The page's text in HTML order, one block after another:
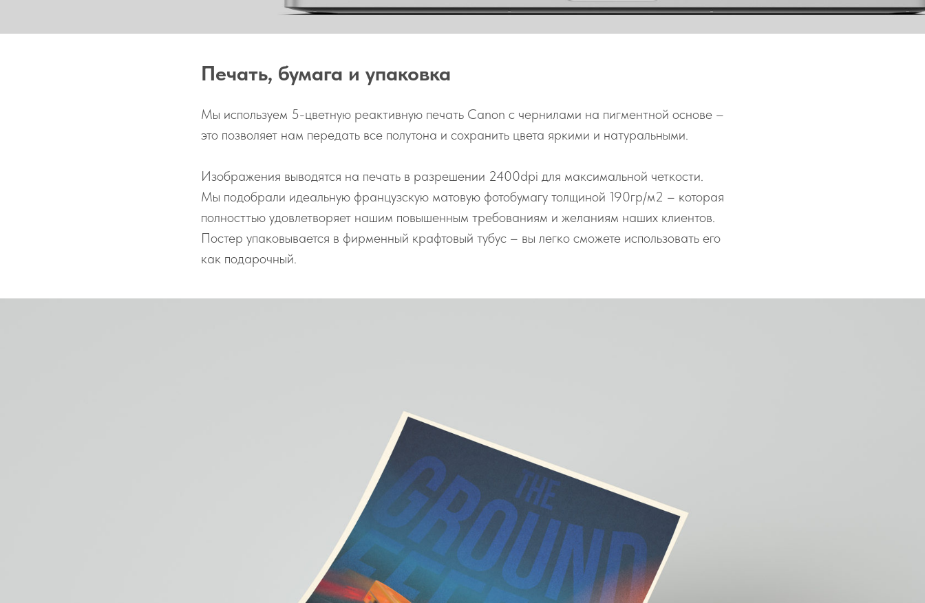
Печать, бумага и упаковка
Мы используем 5-цветную реактивную печать Canon с чернилами на пигментной основе –
это позволяет нам передать все полутона и сохранить цвета яркими и натуральными.
Изображения выводятся на печать в разрешении 2400dpi для максимальной четкости.
Мы подобрали идеальную французскую матовую фотобумагу толщиной 190гр/м2 – которая
полносттью удовлетворяет нашим повышенным требованиям и желаниям наших клиентов.
Постер упаковывается в фирменный крафтовый тубус – вы легко сможете использовать его
как подарочный.